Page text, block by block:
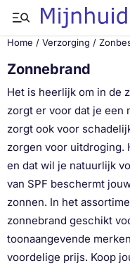
Cookievoorkeuren zijn
Home / Verzorging /
Zonnebrand
Het is heerlijk om in de
zorgt er voor dat je een
zorgt ook voor
zorgen voor uitdroging.
en dat wil je natuurlijk
van SPF beschermt
zonnen. In het
zonnebrand geschikt
toonaangevende
voordelige prijs. Koop